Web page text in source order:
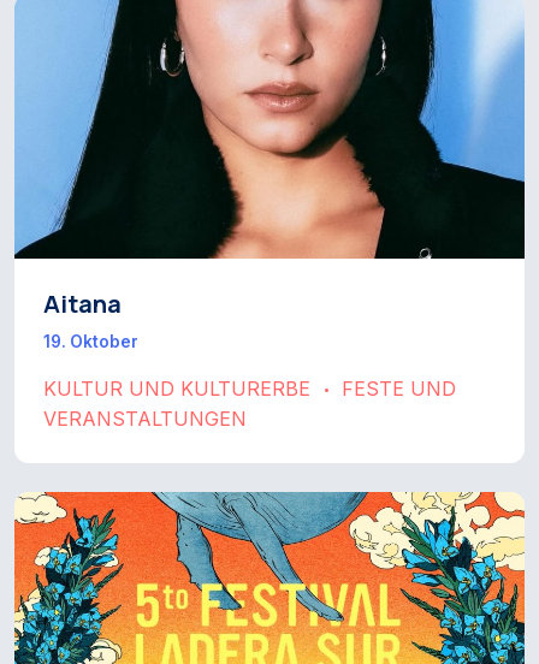
Aitana
19. Oktober
KULTUR UND KULTURERBE •
FESTE UND
VERANSTALTUNGEN